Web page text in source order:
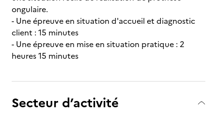
ongulaire.
- Une épreuve en situation d'accueil et diagnostic
client : 15 minutes
- Une épreuve en mise en situation pratique : 2
heures 15 minutes
Secteur d’activité